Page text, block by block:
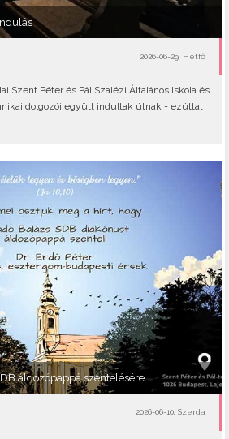
2026-06-29, Hétfő
Szent Péter és Pál Szalézi Általános Iskola és
dolgozói együtt indultak útnak - ezúttal
áldozópappá szentelésére
2026-06-10, Szerda